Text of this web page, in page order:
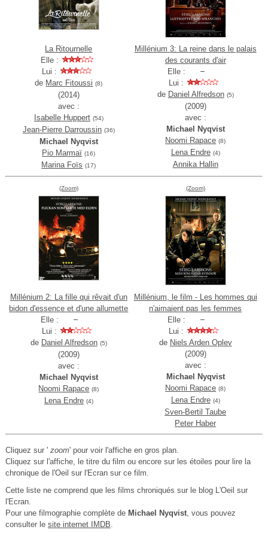
La Ritournelle
Elle :
Lui :
de Marc Fitoussi (8)
(2014)
avec :
Isabelle Huppert (54)
Jean-Pierre Darroussin (36)
Michael Nyqvist
Pio Marmaï (16)
Marina Foïs (17)
Millénium 3: La reine dans le palais
des courants d'air
Elle :
Lui :
de Daniel Alfredson (5)
(2009)
avec :
Michael Nyqvist
Noomi Rapace (8)
Lena Endre (4)
Annika Hallin
(Zoom)
Millénium 2: La fille qui rêvait d'un
bidon d'essence et d'une allumette
Elle :
Lui :
de Daniel Alfredson (5)
(2009)
avec :
Michael Nyqvist
Noomi Rapace (8)
Lena Endre (4)
(Zoom)
Millénium, le film - Les hommes qui
n'aimaient pas les femmes
Elle :
Lui :
de Niels Arden Oplev
(2009)
avec :
Michael Nyqvist
Noomi Rapace (8)
Lena Endre (4)
Sven-Bertil Taube
Peter Haber
Cliquez sur ' zoom' pour voir l'affiche en gros plan.
Cliquez sur l'affiche, le titre du film ou encore sur les étoiles pour lire la
chronique de l'Oeil sur l'Ecran sur ce film.
Cette liste ne comprend que les films chroniqués sur le blog L'Oeil sur
l'Ecran.
Pour une filmographie complète de Michael Nyqvist, vous pouvez
consulter le site internet IMDB.